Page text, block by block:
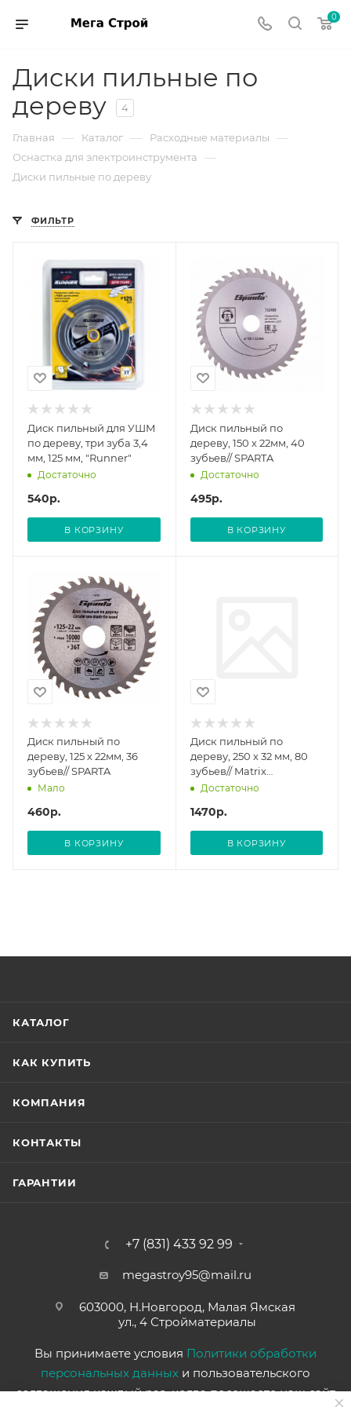
0
Диски пильные по
дереву
4
Главная — Каталог — Расходные материалы —
Оснастка для электроинструмента —
Диски пильные по дереву
ФИЛЬТР
Диск пильный для УШМ
по дереву, три зуба 3,4
мм, 125 мм, "Runner"
Достаточно
540р.
В КОРЗИНУ
Диск пильный по
дереву, 150 х 22мм, 40
зубьев// SPARTA
Достаточно
495р.
В КОРЗИНУ
Диск пильный по
дереву, 125 х 22мм, 36
зубьев// SPARTA
Мало
460р.
В КОРЗИНУ
Диск пильный по
дереву, 250 х 32 мм, 80
зубьев// Matrix
Professional
Достаточно
1470р.
В КОРЗИНУ
КАТАЛОГ
КАК КУПИТЬ
КОМПАНИЯ
КОНТАКТЫ
ГАРАНТИИ
+7 (831) 433 92 99
megastroy95@mail.ru
603000, Н.Новгород, Малая Ямская
ул., 4 Стройматериалы
Вы принимаете условия Политики обработки
персональных данных и пользовательского
соглашения каждый раз, когда посещаете наш сайт